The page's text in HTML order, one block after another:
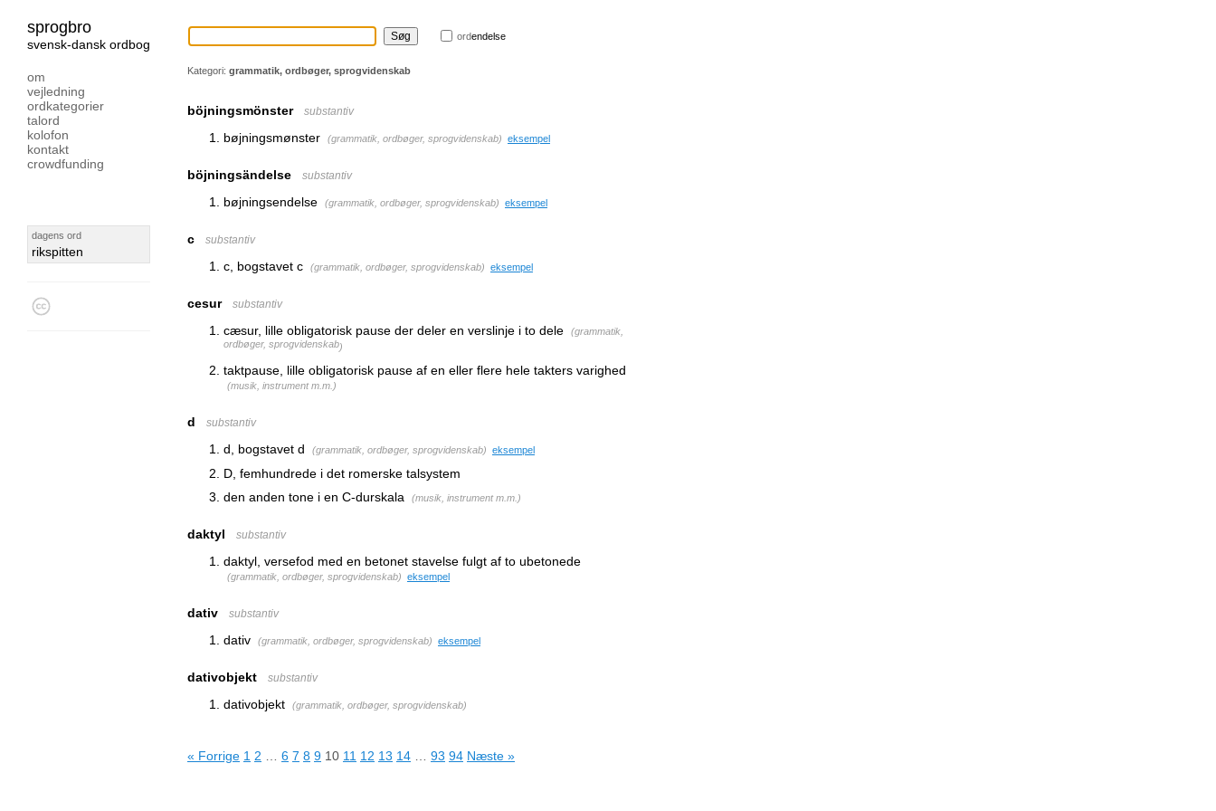
sprogbro
svensk-dansk ordbog
om
vejledning
ordkategorier
talord
kolofon
kontakt
crowdfunding
dagens ord
rikspitten
ordendelse
Kategori: grammatik, ordbøger, sprogvidenskab
böjningsmönster substantiv
bøjningsmønster (grammatik, ordbøger, sprogvidenskab) eksempel
böjningsändelse substantiv
bøjningsendelse (grammatik, ordbøger, sprogvidenskab) eksempel
c substantiv
c, bogstavet c (grammatik, ordbøger, sprogvidenskab) eksempel
cesur substantiv
cæsur, lille obligatorisk pause der deler en verslinje i to dele (grammatik,
ordbøger, sprogvidenskab)
taktpause, lille obligatorisk pause af en eller flere hele takters varighed
(musik, instrument m.m. )
d substantiv
d, bogstavet d (grammatik, ordbøger, sprogvidenskab) eksempel
D, femhundrede i det romerske talsystem
den anden tone i en C-durskala
(musik, instrument m.m. )
daktyl substantiv
daktyl, versefod med en betonet stavelse fulgt af to ubetonede
(grammatik, ordbøger, sprogvidenskab) eksempel
dativ substantiv
dativ (grammatik, ordbøger, sprogvidenskab) eksempel
dativobjekt substantiv
dativobjekt (grammatik, ordbøger, sprogvidenskab)
« Forrige 1 2 6 7 8 9 10 11 12 13 14 93 94 Næste »